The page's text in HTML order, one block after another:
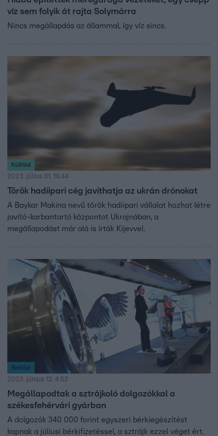
víz sem folyik át rajta Solymárra
Nincs megállapdás az állammal, így víz sincs.
Külföld
2023. július 31. 19:44
Török hadiipari cég javíthatja az ukrán drónokat
A Baykar Makina nevű török hadiipari vállalat hozhat létre
javító-karbantartó központot Ukrajnában, a
megállapodást már alá is írták Kijevvel.
Belföld
2023. június 13. 4:53
Megállapodtak a sztrájkoló dolgozókkal a
székesfehérvári gyárban
A dolgozók 340 000 forint egyszeri bérkiegészítést
kapnak a júliusi bérkifizetéssel, a sztrájk ezzel véget ért.